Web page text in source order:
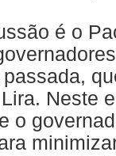
é o
Neste
o